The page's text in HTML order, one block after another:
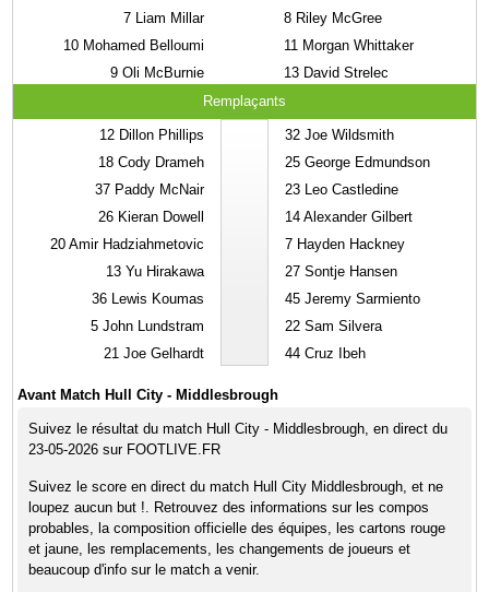
7 Liam Millar
10 Mohamed Belloumi
9 Oli McBurnie
8 Riley McGree
11 Morgan Whittaker
13 David Strelec
Remplaçants
12 Dillon Phillips
18 Cody Drameh
37 Paddy McNair
26 Kieran Dowell
20 Amir Hadziahmetovic
13 Yu Hirakawa
36 Lewis Koumas
5 John Lundstram
21 Joe Gelhardt
32 Joe Wildsmith
25 George Edmundson
23 Leo Castledine
14 Alexander Gilbert
7 Hayden Hackney
27 Sontje Hansen
45 Jeremy Sarmiento
22 Sam Silvera
44 Cruz Ibeh
Avant Match Hull City - Middlesbrough
Suivez le résultat du match Hull City - Middlesbrough, en direct du
23-05-2026 sur FOOTLIVE.FR
Suivez le score en direct du match Hull City Middlesbrough, et ne
loupez aucun but !. Retrouvez des informations sur les compos
probables, la composition officielle des équipes, les cartons rouge
et jaune, les remplacements, les changements de joueurs et
beaucoup d'info sur le match a venir.